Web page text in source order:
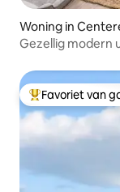
Woning in
Gezellig modern
Topfavoriet van
Favoriet van